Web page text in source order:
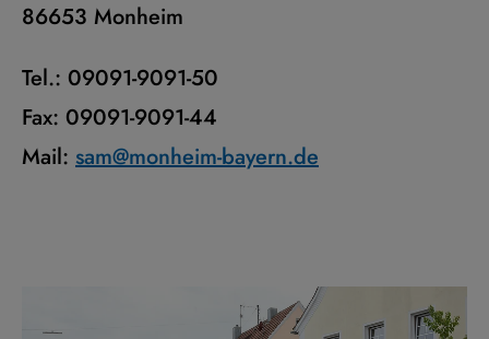
86653 Monheim
Tel.: 09091-9091-50
Fax: 09091-9091-44
Mail: sam@monheim-bayern.de